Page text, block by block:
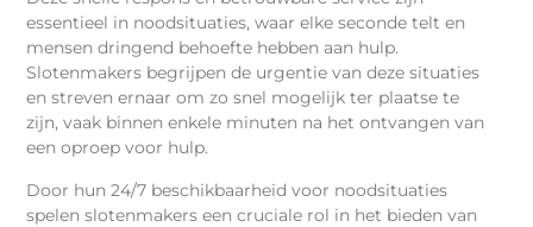
essentieel in noodsituaties, waar elke seconde telt en
mensen dringend behoefte hebben aan hulp.
Slotenmakers begrijpen de urgentie van deze situaties
en streven ernaar om zo snel mogelijk ter plaatse te
zijn, vaak binnen enkele minuten na het ontvangen van
een oproep voor hulp.
Door hun 24/7 beschikbaarheid voor noodsituaties
spelen slotenmakers een cruciale rol in het bieden van